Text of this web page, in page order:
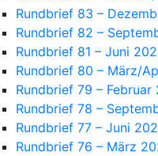
Rundbrief 83 –
Rundbrief 82 –
Rundbrief 81 – Juni
Rundbrief 80 – März/
Rundbrief 79 – Februar
Rundbrief 78 –
Rundbrief 77 – Juni
Rundbrief 76 – März